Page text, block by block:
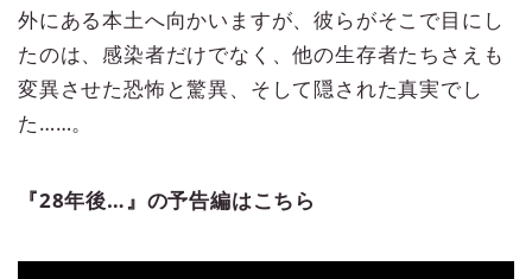
外にある本土へ向かいますが、彼らがそこで目にし
たのは、感染者だけでなく、他の生存者たちさえも
変異させた恐怖と驚異、そして隠された真実でし
た……。
『28年後…』の予告編はこちら